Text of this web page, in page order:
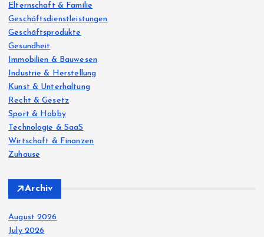
Elternschaft & Familie
Geschäftsdienstleistungen
Geschäftsprodukte
Gesundheit
Immobilien & Bauwesen
Industrie & Herstellung
Kunst & Unterhaltung
Recht & Gesetz
Sport & Hobby
Technologie & SaaS
Wirtschaft & Finanzen
Zuhause
Archiv
August 2026
July 2026